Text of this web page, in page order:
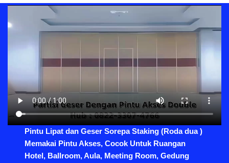
Pintu Lipat dan Geser Sorepa Staking (Roda dua )
Memakai Pintu Akses, Cocok Untuk Ruangan
Hotel, Ballroom, Aula, Meeting Room, Gedung